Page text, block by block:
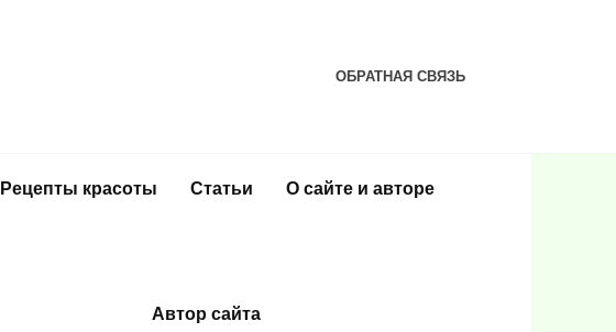
ОБРАТНАЯ СВЯЗЬ
Рецепты красоты Статьи О сайте и авторе
Автор сайта